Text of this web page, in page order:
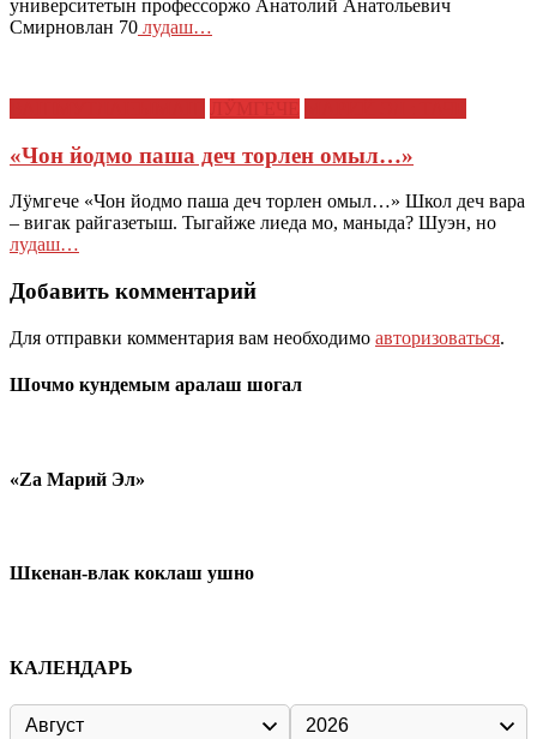
университетын профессоржо Анатолий Анатольевич
Смирновлан 70 лудаш…
«Чон йодмо паша деч торлен омыл…»
Лӱмгече «Чон йодмо паша деч торлен омыл…» Школ деч вара
– вигак райгазетыш. Тыгайже лиеда мо, маныда? Шуэн, но
лудаш…
Добавить комментарий
Для отправки комментария вам необходимо авторизоваться.
Шочмо кундемым аралаш шогал
«Zа Марий Эл»
Шкенан-влак коклаш ушно
КАЛЕНДАРЬ